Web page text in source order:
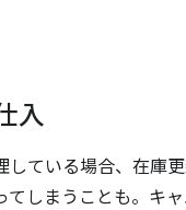
入
ている場合、在庫
しまうことも。キ